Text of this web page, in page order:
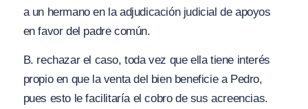
a un hermano en la adjudicación judicial de apoyos
en favor del padre común.
B. rechazar el caso, toda vez que ella tiene interés
propio en que la venta del bien beneficie a Pedro,
pues esto le facilitaría el cobro de sus acreencias.